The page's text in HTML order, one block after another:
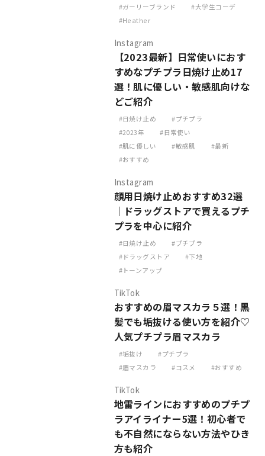
ガーリーブランド
大学生コーデ
Heather
Instagram
【2023最新】日常使いにおす
すめなプチプラ日焼け止め17
選！肌に優しい・敏感肌向けな
どご紹介
日焼け止め
プチプラ
2023年
日常使い
肌に優しい
敏感肌
最新
おすすめ
Instagram
顔用日焼け止めおすすめ32選
｜ドラッグストアで買えるプチ
プラを中心に紹介
日焼け止め
プチプラ
ドラッグストア
下地
トーンアップ
TikTok
おすすめの眉マスカラ５選！黒
髪でも垢抜ける使い方を紹介♡
人気プチプラ眉マスカラ
垢抜け
プチプラ
眉マスカラ
コスメ おすすめ
TikTok
地雷ラインにおすすめのプチプ
ラアイライナー5選！初心者で
も不自然にならない方法やひき
方も紹介